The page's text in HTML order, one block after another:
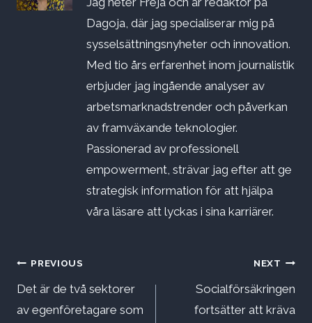
Dagoja, där jag specialiserar mig på
sysselsättningsnyheter och innovation.
Med tio års erfarenhet inom journalistik
erbjuder jag ingående analyser av
arbetsmarknadstrender och påverkan
av framväxande teknologier.
Passionerad av professionell
empowerment, strävar jag efter att ge
strategisk information för att hjälpa
våra läsare att lyckas i sina karriärer.
Inläggsnavigering
PREVIOUS
Det är de två sektorer
av egenföretagare som
NEXT
Socialförsäkringen
fortsätter att kräva